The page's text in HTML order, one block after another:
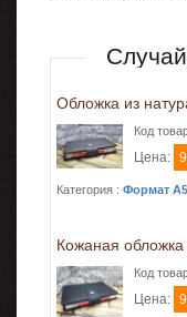
Обложка из
Код
Цена:
Категория : Формат A5
Кожаная
Код
Цена: